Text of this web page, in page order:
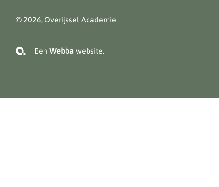
© 2026, Overijssel Academie
EenWebba website.